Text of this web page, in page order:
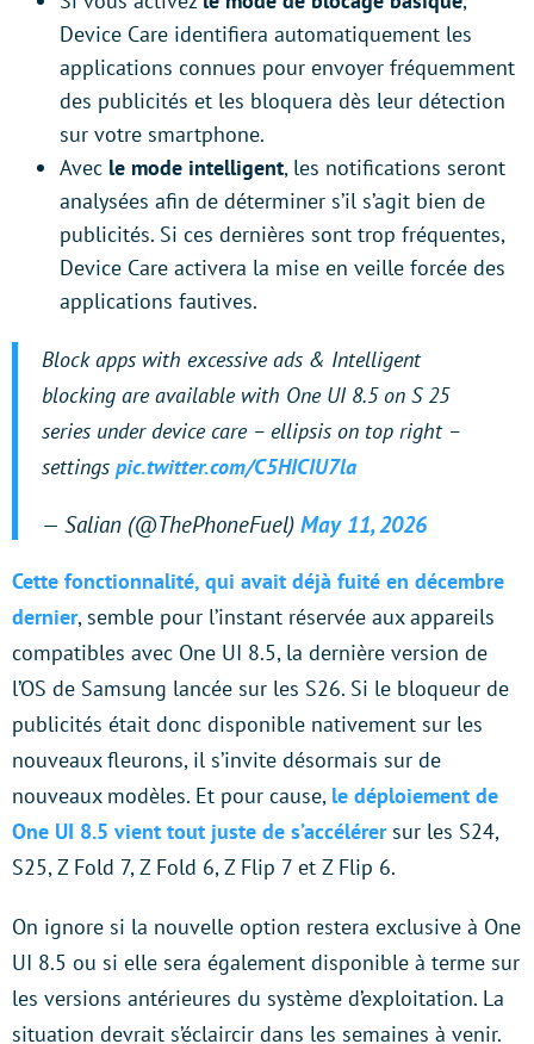
Device Care identifiera automatiquement les
applications connues pour envoyer fréquemment
des publicités et les bloquera dès leur détection
sur votre smartphone.
Avec le mode intelligent, les notifications seront
analysées afin de déterminer s’il s’agit bien de
publicités. Si ces dernières sont trop fréquentes,
Device Care activera la mise en veille forcée des
applications fautives.
Block apps with excessive ads & Intelligent
blocking are available with One UI 8.5 on S 25
series under device care – ellipsis on top right –
settings pic.twitter.com/C5HICIU7la
— Salian (@ThePhoneFuel) May 11, 2026
Cette fonctionnalité, qui avait déjà fuité en décembre
dernier, semble pour l’instant réservée aux appareils
compatibles avec One UI 8.5, la dernière version de
l’OS de Samsung lancée sur les S26. Si le bloqueur de
publicités était donc disponible nativement sur les
nouveaux fleurons, il s’invite désormais sur de
nouveaux modèles. Et pour cause, le déploiement de
One UI 8.5 vient tout juste de s’accélérersur les S24,
S25, Z Fold 7, Z Fold 6, Z Flip 7 et Z Flip 6.
On ignore si la nouvelle option restera exclusive à One
UI 8.5 ou si elle sera également disponible à terme sur
les versions antérieures du système d’exploitation. La
situation devrait s’éclaircir dans les semaines à venir.